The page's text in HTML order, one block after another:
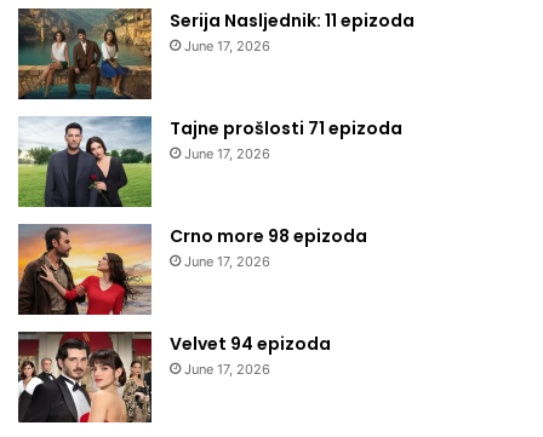
Serija Nasljednik: 11 epizoda
June 17, 2026
Tajne prošlosti 71 epizoda
June 17, 2026
Crno more 98 epizoda
June 17, 2026
Velvet 94 epizoda
June 17, 2026